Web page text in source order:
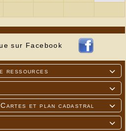
sur Facebook

ressources


et plan cadastral
